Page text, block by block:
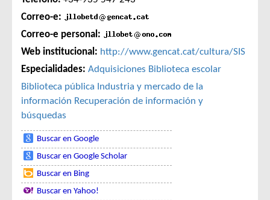
Correo-e:
Correo-e personal:
Web institucional: http://www.gencat.cat/cultura/SIS
Especialidades: Adquisiciones Biblioteca escolar
Biblioteca pública Industria y mercado de la
información Recuperación de información y
búsquedas
Buscar en Google
Buscar en Google Scholar
Buscar en Bing
Buscar en Yahoo!